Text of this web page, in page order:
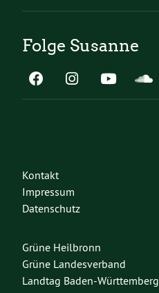
Folge Susanne
Kontakt
Impressum
Datenschutz
Grüne Heilbronn
Grüne Landesverband
Landtag Baden-Württemberg